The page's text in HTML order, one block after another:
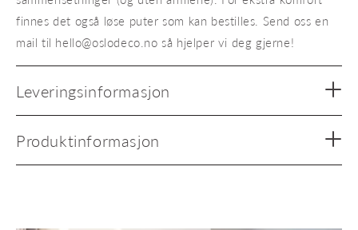
finnes det også løse puter som kan bestilles. Send oss en
mail til hello@oslodeco.no så hjelper vi deg gjerne!
Leveringsinformasjon
Produktinformasjon